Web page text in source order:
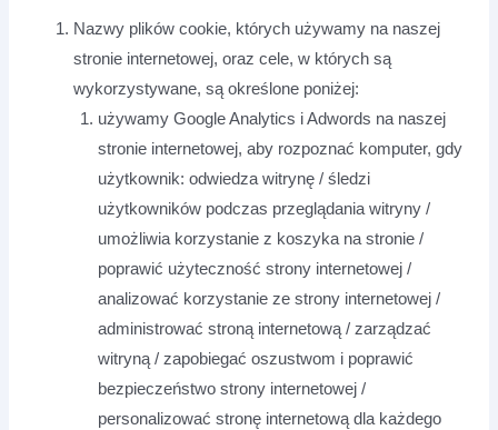
Nazwy plików cookie, których używamy na naszej
stronie internetowej, oraz cele, w których są
wykorzystywane, są określone poniżej:
używamy Google Analytics i Adwords na naszej
stronie internetowej, aby rozpoznać komputer, gdy
użytkownik: odwiedza witrynę / śledzi
użytkowników podczas przeglądania witryny /
umożliwia korzystanie z koszyka na stronie /
poprawić użyteczność strony internetowej /
analizować korzystanie ze strony internetowej /
administrować stroną internetową / zarządzać
witryną / zapobiegać oszustwom i poprawić
bezpieczeństwo strony internetowej /
personalizować stronę internetową dla każdego